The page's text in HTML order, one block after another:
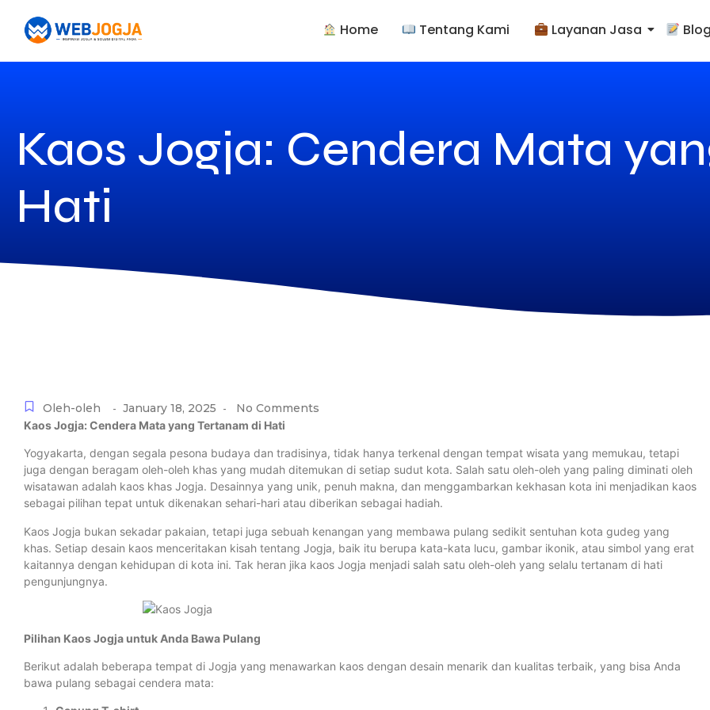
Home Tentang Kami Layanan Jasa
Kaos Jogja: Cendera Mata
Hati
Oleh-oleh - January 18, 2025 - No Comments
Kaos Jogja: Cendera Mata yang Tertanam di Hati
Yogyakarta, dengan segala pesona budaya dan tradisinya, tidak hanya terkenal dengan tempat wisata yang memukau, tetapi
juga dengan beragam oleh-oleh khas yang mudah ditemukan di setiap sudut kota. Salah satu oleh-oleh yang paling diminati oleh
wisatawan adalah kaos khas Jogja. Desainnya yang unik, penuh makna, dan menggambarkan kekhasan kota ini menjadikan kaos
sebagai pilihan tepat untuk dikenakan sehari-hari atau diberikan sebagai hadiah.
Kaos Jogja bukan sekadar pakaian, tetapi juga sebuah kenangan yang membawa pulang sedikit sentuhan kota gudeg yang
khas. Setiap desain kaos menceritakan kisah tentang Jogja, baik itu berupa kata-kata lucu, gambar ikonik, atau simbol yang erat
kaitannya dengan kehidupan di kota ini. Tak heran jika kaos Jogja menjadi salah satu oleh-oleh yang selalu tertanam di hati
pengunjungnya.
Pilihan Kaos Jogja untuk Anda Bawa Pulang
Berikut adalah beberapa tempat di Jogja yang menawarkan kaos dengan desain menarik dan kualitas terbaik, yang bisa Anda
bawa pulang sebagai cendera mata: